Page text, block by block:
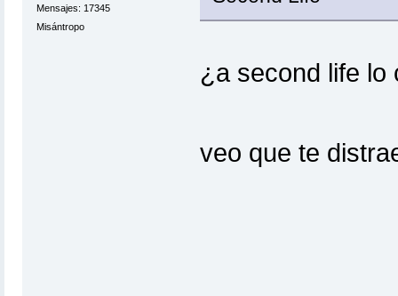
Mensajes: 17345
Misántropo
¿a second life lo
veo que te